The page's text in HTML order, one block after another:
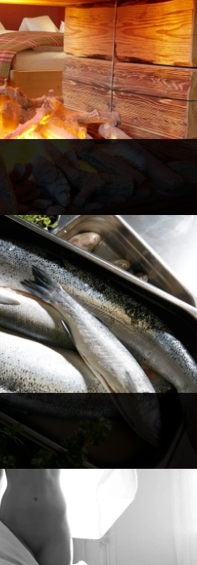
Zimmer |
Stil
Küche | Feiste